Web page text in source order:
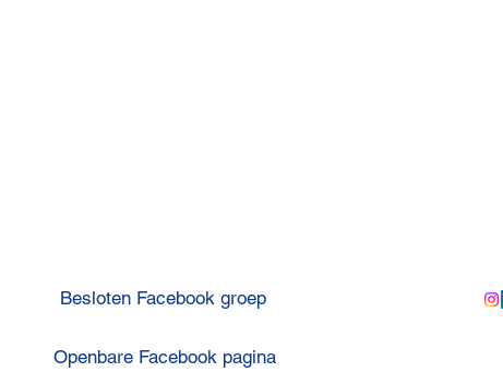
Besloten Facebook groep
Openbare Facebook pagina